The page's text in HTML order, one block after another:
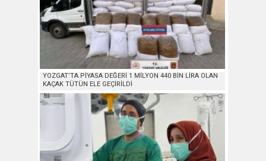
YOZGAT’TA PİYASA DEĞERİ 1 MİLYON 440 BİN LİRA OLAN
KAÇAK TÜTÜN ELE GEÇİRİLDİ